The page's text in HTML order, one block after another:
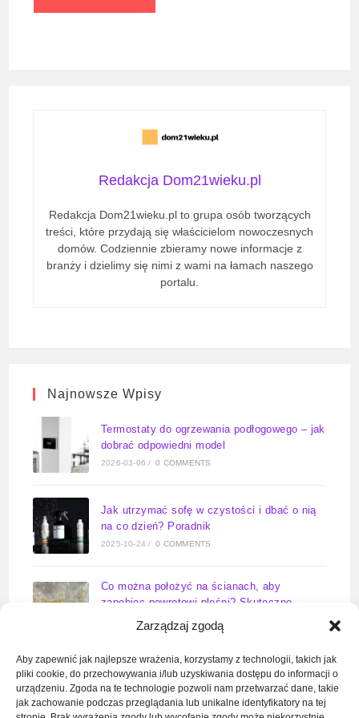
Zarządzaj zgodą
Aby zapewnić jak najlepsze wrażenia, korzystamy z technologii, takich jak
pliki cookie, do przechowywania i/lub uzyskiwania dostępu do informacji o
urządzeniu. Zgoda na te technologie pozwoli nam przetwarzać dane, takie
jak zachowanie podczas przeglądania lub unikalne identyfikatory na tej
Redakcja Dom21wieku.pl
Redakcja Dom21wieku.pl to grupa osób tworzących
treści, które przydają się właścicielom nowoczesnych
domów. Codziennie zbieramy nowe informacje z
branży i dzielimy się nimi z wami na łamach naszego
portalu.
Najnowsze Wpisy
Termostaty do ogrzewania podłogowego – jak
dobrać odpowiedni model
2026-03-06 / 0 COMMENTS
Jak utrzymać sofę w czystości i dbać o nią
na co dzień? Poradnik
2025-10-24 / 0 COMMENTS
Co można położyć na ścianach, aby
zapobiec powrotowi pleśni? Skuteczne
rozwiązania na lata
0 COMMENTS
Zawór wody do pralki kiedy otwarty –
kompletny poradnik
2025-09-11 / 0 COMMENTS